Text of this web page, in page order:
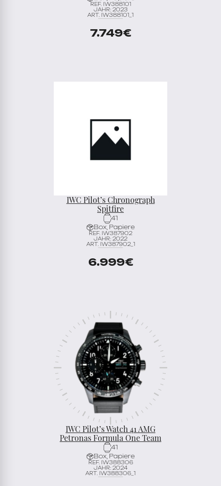
REF. IW388101
JAHR: 2023
ART. IW388101_1
7.749€
IWC Pilot’s Chronograph
Spitfire
41
Box, Papiere
REF. IW387902
JAHR: 2022
ART. IW387902_1
6.999€
IWC Pilot’s Watch 41 AMG
Petronas Formula One Team
41
Box, Papiere
REF. IW388306
JAHR: 2024
ART. IW388306_1